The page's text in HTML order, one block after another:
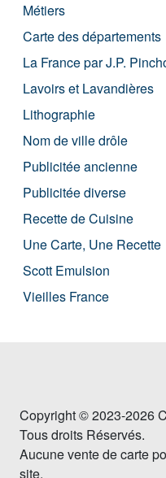
Métiers
Carte des départements
La France par J.P.
Lavoirs et Lavandières
Lithographie
Nom de ville drôle
Publicitée ancienne
Publicitée diverse
Recette de Cuisine
Une Carte, Une Recette
Scott Emulsion
Vieilles France
Copyright © 2023-2026
Tous droits Réservés.
Aucune vente de carte
site.